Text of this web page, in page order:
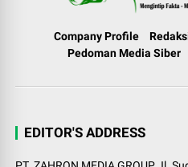
Company Profile
Pedoman Media Siber
EDITOR'S ADDRESS